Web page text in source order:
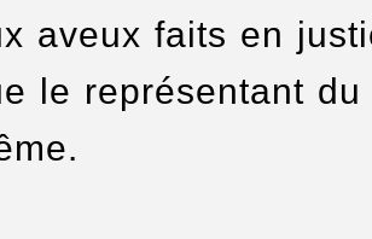
aveux faits en
le représentant